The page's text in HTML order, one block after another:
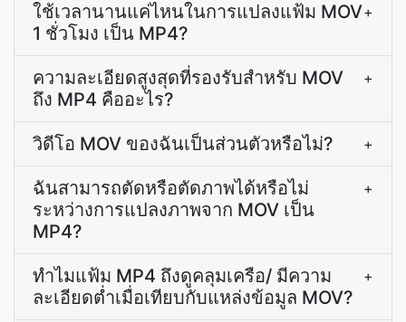
ใช้เวลานานแค่ไหนในการแปลงแฟ้ม MOV
1 ชั่วโมง เป็น MP4?
+
ความละเอียดสูงสุดที่รองรับสำหรับ MOV
ถึง MP4 คืออะไร?
+
วิดีโอ MOV ของฉันเป็นส่วนตัวหรือไม่? +
ฉันสามารถตัดหรือตัดภาพได้หรือไม่
ระหว่างการแปลงภาพจาก MOV เป็น
MP4?
+
ทำไมแฟ้ม MP4 ถึงดูคลุมเครือ/ มีความ
ละเอียดต่ำเมื่อเทียบกับแหล่งข้อมูล MOV?
+